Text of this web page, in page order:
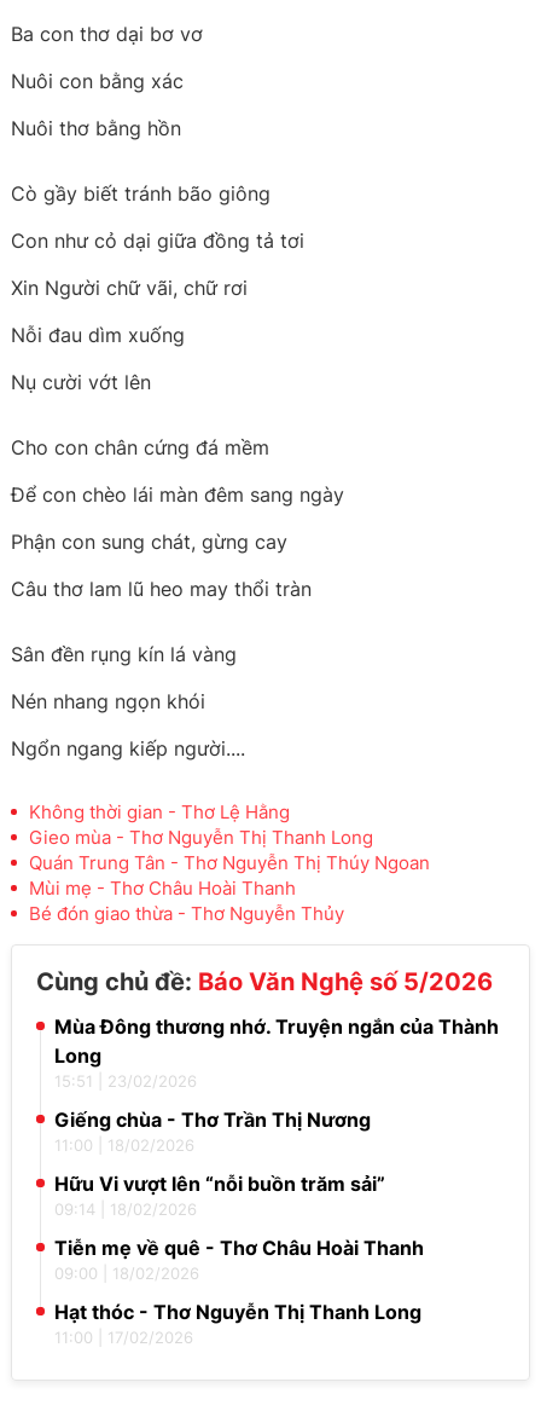
Ba con thơ dại bơ vơ
Nuôi con bằng xác
Nuôi thơ bằng hồn
Cò gầy biết tránh bão giông
Con như cỏ dại giữa đồng tả tơi
Xin Người chữ vãi, chữ rơi
Nỗi đau dìm xuống
Nụ cười vớt lên
Cho con chân cứng đá mềm
Để con chèo lái màn đêm sang ngày
Phận con sung chát, gừng cay
Câu thơ lam lũ heo may thổi tràn
Sân đền rụng kín lá vàng
Nén nhang ngọn khói
Ngổn ngang kiếp người....
Không thời gian - Thơ Lệ Hằng
Gieo mùa - Thơ Nguyễn Thị Thanh Long
Quán Trung Tân - Thơ Nguyễn Thị Thúy Ngoan
Mùi mẹ - Thơ Châu Hoài Thanh
Bé đón giao thừa - Thơ Nguyễn Thủy
Cùng chủ đề: Báo Văn Nghệ số 5/2026
Mùa Đông thương nhớ. Truyện ngắn của Thành
Long
15:51 23/02/2026
Giếng chùa - Thơ Trần Thị Nương
11:00 18/02/2026
Hữu Vi vượt lên “nỗi buồn trăm sải”
09:14 18/02/2026
Tiễn mẹ về quê - Thơ Châu Hoài Thanh
09:00 18/02/2026
Hạt thóc - Thơ Nguyễn Thị Thanh Long
11:00 17/02/2026